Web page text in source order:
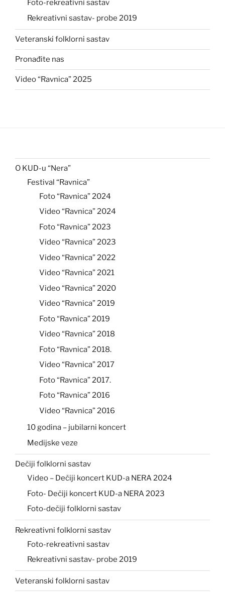
Foto-rekreativni sastav
Rekreativni sastav- probe 2019
Veteranski folklorni sastav
Pronađite nas
Video “Ravnica” 2025
O KUD-u “Nera”
Festival “Ravnica”
Foto “Ravnica” 2024
Video “Ravnica” 2024
Foto “Ravnica” 2023
Video “Ravnica” 2023
Video “Ravnica” 2022
Video “Ravnica” 2021
Video “Ravnica” 2020
Video “Ravnica” 2019
Foto “Ravnica” 2019
Video “Ravnica” 2018
Foto “Ravnica” 2018.
Video “Ravnica” 2017
Foto “Ravnica” 2017.
Foto “Ravnica” 2016
Video “Ravnica” 2016
10 godina – jubilarni koncert
Medijske veze
Dečiji folklorni sastav
Video – Dečiji koncert KUD-a NERA 2024
Foto- Dečiji koncert KUD-a NERA 2023
Foto-dečiji folklorni sastav
Rekreativni folklorni sastav
Foto-rekreativni sastav
Rekreativni sastav- probe 2019
Veteranski folklorni sastav